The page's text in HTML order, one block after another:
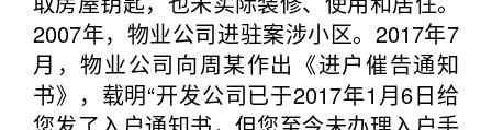
2007年，物业公司进驻案涉小区。2017年7
月，物业公司向周某作出《进户催告通知
书》，载明“开发公司已于2017年1月6日给